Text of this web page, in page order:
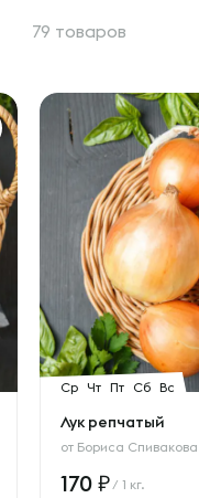
79 товаров
Ср Чт Пт Сб Вс
Лук репчатый
от Бориса Спивакова
170 / 1 кг.